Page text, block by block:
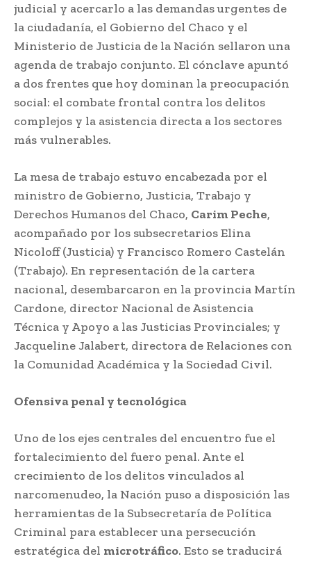
judicial y acercarlo a las demandas urgentes de
la ciudadanía, el Gobierno del Chaco y el
Ministerio de Justicia de la Nación sellaron una
agenda de trabajo conjunto. El cónclave apuntó
a dos frentes que hoy dominan la preocupación
social: el combate frontal contra los delitos
complejos y la asistencia directa a los sectores
más vulnerables.
La mesa de trabajo estuvo encabezada por el
ministro de Gobierno, Justicia, Trabajo y
Derechos Humanos del Chaco, Carim Peche,
acompañado por los subsecretarios Elina
Nicoloff (Justicia) y Francisco Romero Castelán
(Trabajo). En representación de la cartera
nacional, desembarcaron en la provincia Martín
Cardone, director Nacional de Asistencia
Técnica y Apoyo a las Justicias Provinciales; y
Jacqueline Jalabert, directora de Relaciones con
la Comunidad Académica y la Sociedad Civil.
Ofensiva penal y tecnológica
Uno de los ejes centrales del encuentro fue el
fortalecimiento del fuero penal. Ante el
crecimiento de los delitos vinculados al
narcomenudeo, la Nación puso a disposición las
herramientas de la Subsecretaría de Política
Criminal para establecer una persecución
estratégica del microtráfico. Esto se traducirá